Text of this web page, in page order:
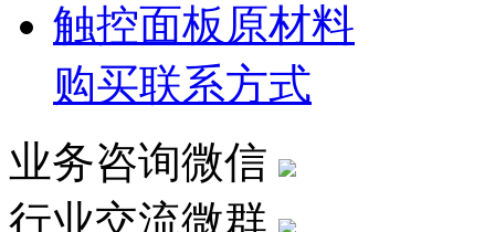
触控面板原材料
购买联系方式
业务咨询微信
行业交流微群